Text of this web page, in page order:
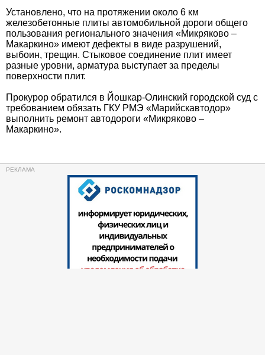
Установлено, что на протяжении около 6 км
железобетонные плиты автомобильной дороги общего
пользования регионального значения «Микряково –
Макаркино» имеют дефекты в виде разрушений,
выбоин, трещин. Стыковое соединение плит имеет
разные уровни, арматура выступает за пределы
поверхности плит.
Прокурор обратился в Йошкар-Олинский городской суд с
требованием обязать ГКУ РМЭ «Марийскавтодор»
выполнить ремонт автодороги «Микряково –
Макаркино».